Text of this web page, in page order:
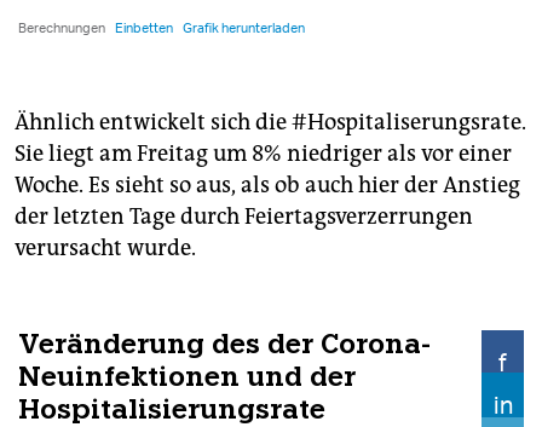
Ähnlich entwickelt sich die #Hospitaliserungsrate.
Sie liegt am Freitag um 8% niedriger als vor einer
Woche. Es sieht so aus, als ob auch hier der Anstieg
der letzten Tage durch Feiertagsverzerrungen
verursacht wurde.